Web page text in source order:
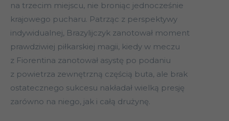
na trzecim miejscu, nie broniąc jednocześnie
krajowego pucharu. Patrząc z perspektywy
indywidualnej, Brazylijczyk zanotował moment
prawdziwiej piłkarskiej magii, kiedy w meczu
z Fiorentina zanotował asystę po podaniu
z powietrza zewnętrzną częścią buta, ale brak
ostatecznego sukcesu nakładał wielką presję
zarówno na niego, jak i całą drużynę.